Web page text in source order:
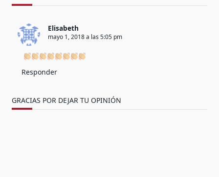
Elisabeth
mayo 1, 2018 a las 5:05 pm
Responder
GRACIAS POR DEJAR TU OPINIÓN